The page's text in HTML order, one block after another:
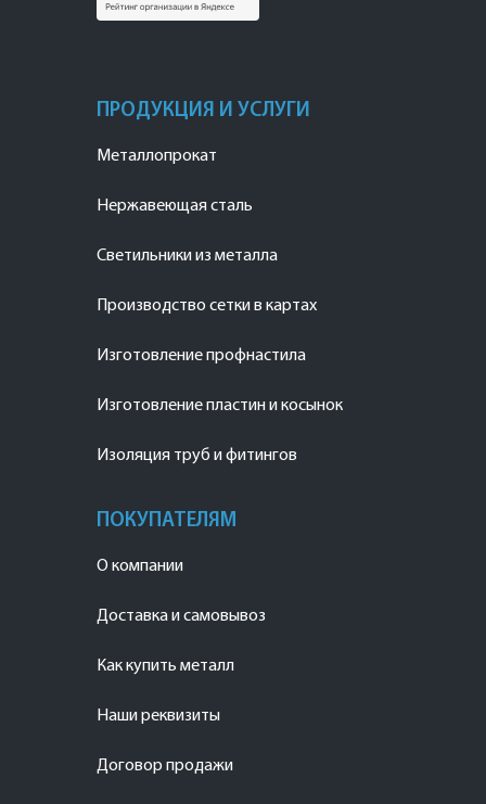
ПРОДУКЦИЯ И УСЛУГИ
Металлопрокат
Нержавеющая сталь
Светильники из металла
Производство сетки в картах
Изготовление профнастила
Изготовление пластин и косынок
Изоляция труб и фитингов
ПОКУПАТЕЛЯМ
О компании
Доставка и самовывоз
Как купить металл
Наши реквизиты
Договор продажи